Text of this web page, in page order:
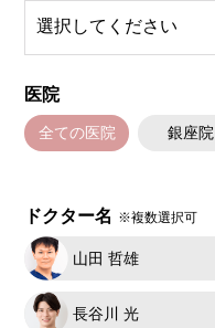
医院
全ての医院 銀座院
ドクター名 ※複数選択可
山田 哲雄
長谷川 光